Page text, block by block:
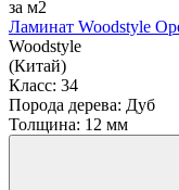
за м2
Ламинат Woodstyle
Woodstyle
(Китай)
Класс: 34
Порода дерева: Дуб
Толщина: 12 мм